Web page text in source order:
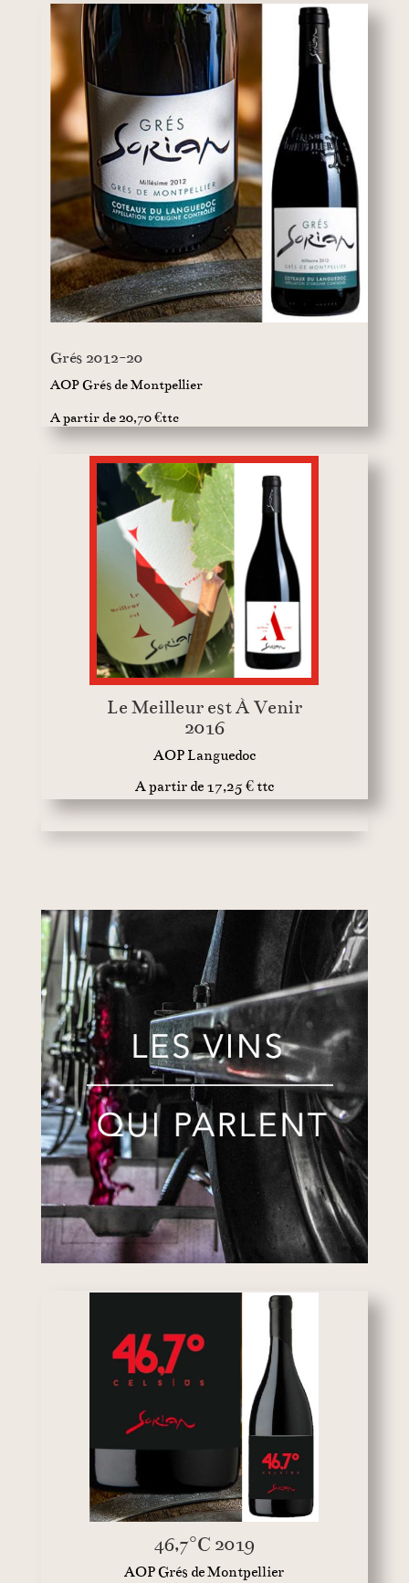
Grés 2012-20
AOP Grés de Montpellier
A partir de 20,70 €ttc
Le Meilleur est À Venir
2016
AOP Languedoc
A partir de 17,25 € ttc
46,7°C 2019
AOP Grés de Montpellier